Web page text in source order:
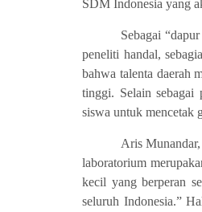
SDM Indonesia yang
Sebagai
peneliti handal,
bahwa talenta daerah
tinggi. Selain sebagai
siswa untuk mencetak
Aris
laboratorium
kecil yang berperan
seluruh Indonesia.”